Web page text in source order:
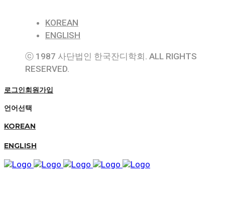
KOREAN
ENGLISH
ⓒ 1987 사단법인 한국잔디학회. ALL RIGHTS
RESERVED.
로그인회원가입
언어선택
KOREAN
ENGLISH